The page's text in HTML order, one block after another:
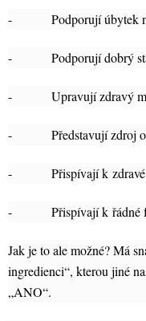
- Podporují úbytek
- Podporují dobrý stav
- Upravují zdravý
- Představují zdroj
- Přispívají k zdravé a
- Přispívají k řádné
Jak je to ale možné? Má
ingredienci“, kterou jiné
„ANO“.